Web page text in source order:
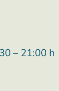
– 21:00 h